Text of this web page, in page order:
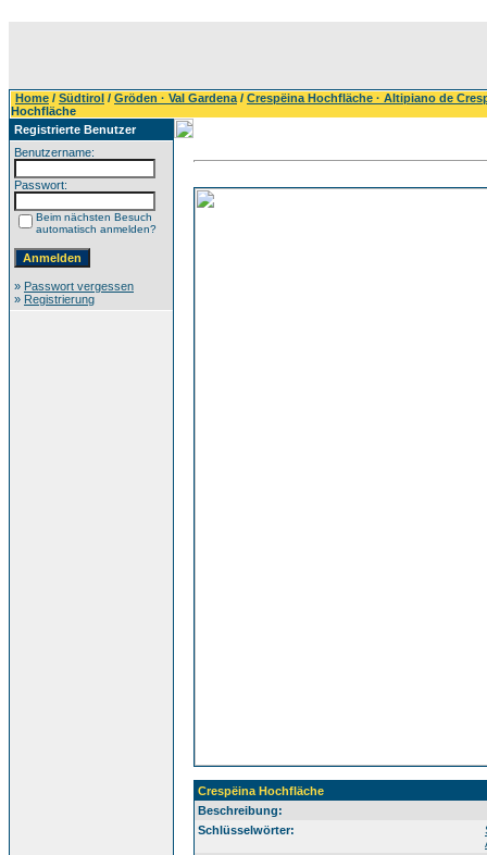
Home / Südtirol / Gröden · Val Gardena / Crespëina Hochfläche · Altipiano de
Hochfläche
Registrierte Benutzer
Benutzername:
Passwort:
Beim nächsten Besuch
automatisch anmelden?
» Passwort vergessen
» Registrierung
Crespëina Hochfläche
Beschreibung:
Schlüsselwörter: